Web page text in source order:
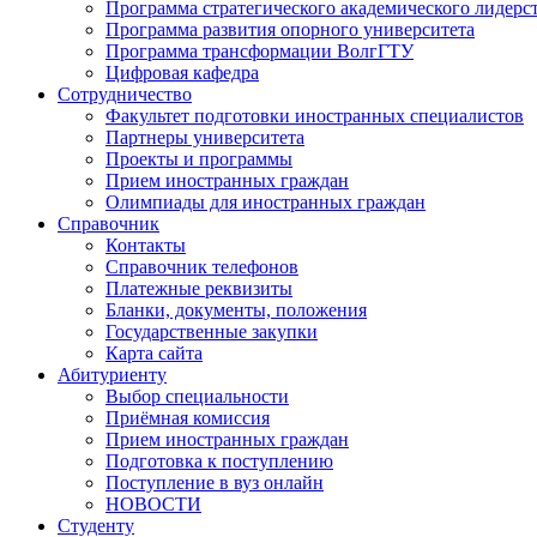
Программа стратегического академического
Программа развития опорного университета
Программа трансформации ВолгГТУ
Цифровая кафедра
Сотрудничество
Факультет подготовки иностранных специалистов
Партнеры университета
Проекты и программы
Прием иностранных граждан
Олимпиады для иностранных граждан
Справочник
Контакты
Справочник телефонов
Платежные реквизиты
Бланки, документы, положения
Государственные закупки
Карта сайта
Абитуриенту
Выбор специальности
Приёмная комиссия
Прием иностранных граждан
Подготовка к поступлению
Поступление в вуз онлайн
НОВОСТИ
Студенту